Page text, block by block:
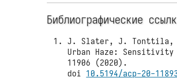
Библиографические
J. Slater, J. Tonttila,
Urban Haze: Sensitivity
11906 (2020).
doi 10.5194/acp-20-